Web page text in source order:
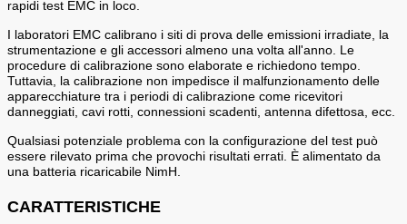
rapidi test EMC in loco.
I laboratori EMC calibrano i siti di prova delle emissioni irradiate, la
strumentazione e gli accessori almeno una volta all'anno. Le
procedure di calibrazione sono elaborate e richiedono tempo.
Tuttavia, la calibrazione non impedisce il malfunzionamento delle
apparecchiature tra i periodi di calibrazione come ricevitori
danneggiati, cavi rotti, connessioni scadenti, antenna difettosa, ecc.
Qualsiasi potenziale problema con la configurazione del test può
essere rilevato prima che provochi risultati errati. È alimentato da
una batteria ricaricabile NimH.
CARATTERISTICHE